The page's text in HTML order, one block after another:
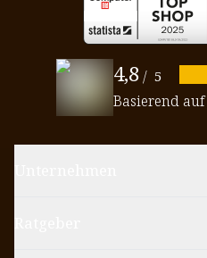
4,8/ 5
Basierend auf